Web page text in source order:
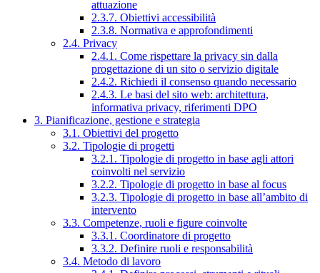
attuazione
2.3.7. Obiettivi accessibilità
2.3.8. Normativa e approfondimenti
2.4. Privacy
2.4.1. Come rispettare la privacy sin dalla
progettazione di un sito o servizio digitale
2.4.2. Richiedi il consenso quando necessario
2.4.3. Le basi del sito web: architettura,
informativa privacy, riferimenti DPO
3. Pianificazione, gestione e strategia
3.1. Obiettivi del progetto
3.2. Tipologie di progetti
3.2.1. Tipologie di progetto in base agli attori
coinvolti nel servizio
3.2.2. Tipologie di progetto in base al focus
3.2.3. Tipologie di progetto in base all’ambito di
intervento
3.3. Competenze, ruoli e figure coinvolte
3.3.1. Coordinatore di progetto
3.3.2. Definire ruoli e responsabilità
3.4. Metodo di lavoro